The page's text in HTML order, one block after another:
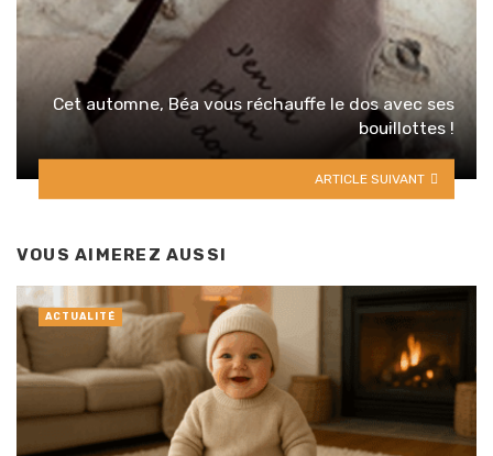
Cet automne, Béa vous réchauffe le dos avec ses
bouillottes !
ARTICLE SUIVANT
VOUS AIMEREZ AUSSI
ACTUALITÉ